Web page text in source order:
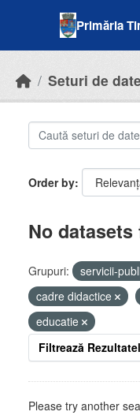
Primăria
Seturi de date
Order by
No datasets
Grupuri: servicii-
cadre didactice
educatie
Filtrează
Please try another